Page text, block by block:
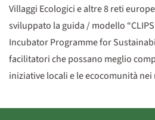
Villaggi Ecologici e altre 8 reti
sviluppato la guida / modello
Incubator Programme for
facilitatori che possano meglio
iniziative locali e le ecocomunità